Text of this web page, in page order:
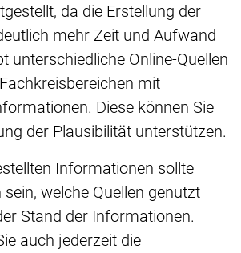
da die Erstellung der
mehr Zeit und Aufwand
unterschiedliche Online-Quellen
mit
Diese können Sie
der Plausibilität unterstützen.
Informationen sollte
welche Quellen genutzt
Stand der Informationen.
auch jederzeit die